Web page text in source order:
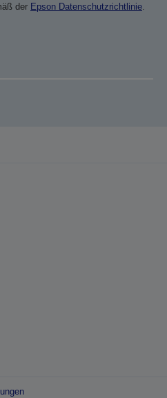
der Epson Datenschutzrichtlinie